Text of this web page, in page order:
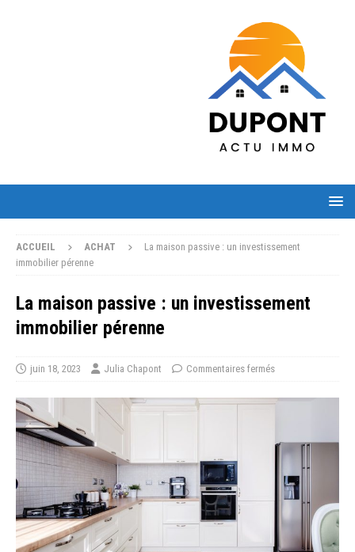
ACCUEIL ACHAT
La maison passive : un investissement
immobilier pérenne
La maison passive : un investissement
immobilier pérenne
juin 18, 2023 Julia Chapont Commentaires fermés